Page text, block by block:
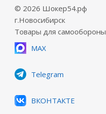
© 2026 Шокер54.рф
г.Новосибирск
Товары для самообороны
MAX
Telegram
ВКОНТАКТЕ